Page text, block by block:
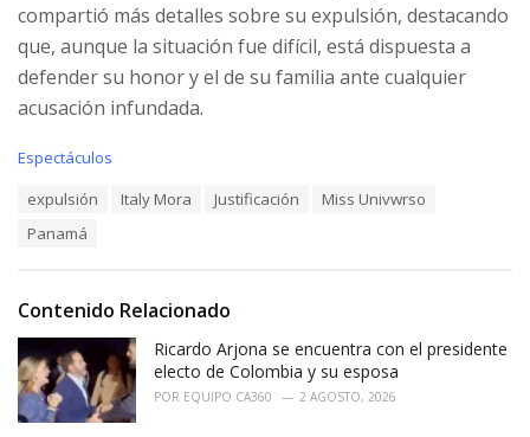
compartió más detalles sobre su expulsión, destacando
que, aunque la situación fue difícil, está dispuesta a
defender su honor y el de su familia ante cualquier
acusación infundada.
C
i
:
Espectáculos
expulsión Italy Mora Justificación
Miss Univwrso
Panamá
Contenido Relacionado
Ricardo Arjona se encuentra con el presidente
electo de Colombia y su esposa
POR EQUIPO CA360 2 AGOSTO, 2026